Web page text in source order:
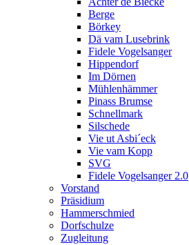
Berge
Börkey
Dä vam Lusebrink
Fidele Vogelsanger
Hippendorf
Im Dörnen
Mühlenhämmer
Pinass Brumse
Schnellmark
Silschede
Vie ut Asbi´eck
Vie vam Kopp
SVG
Fidele Vogelsanger 2.0
Vorstand
Präsidium
Hammerschmied
Dorfschulze
Zugleitung